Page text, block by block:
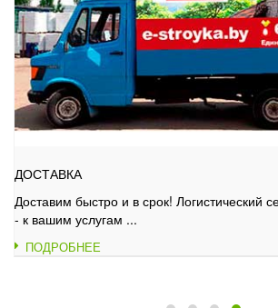
ДОСТАВКА
Доставим быстро и в срок! Логистический
- к вашим услугам ...
ПОДРОБНЕЕ